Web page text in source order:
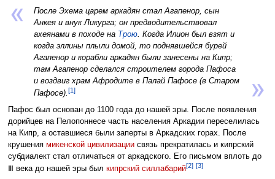
После Эхема царем аркадян стал Агапенор, сын
Анкея и внук Ликурга; он предводительствовал
ахеянами в походе на Трою . Когда Илион был взят и
когда эллины плыли домой, то поднявшейся бурей
Агапенор и корабли аркадян были занесены на Кипр;
там Агапенор сделался строителем города Пафоса
и воздвиг храм Афродите в Палай Пафосе (в Старом
Пафосе).[1]
Пафос был основан до 1100 года до нашей эры. После появления
дорийцев на Пелопоннесе часть населения Аркадии переселилась
на Кипр, а оставшиеся были заперты в Аркадских горах. После
крушения микенской цивилизациисвязь прекратилась и кипрский
субдиалект стал отличаться от аркадского. Его письмом вплоть до
Ⅲ века до нашей эры был кипрский силлабарий[2] [3]